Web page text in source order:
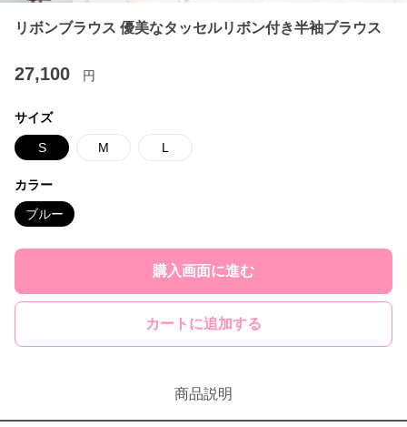
リボンブラウス 優美なタッセルリボン付き半袖ブラウス
27,100 円
サイズ
S M L
カラー
ブルー
購入画面に進む
カートに追加する
商品説明